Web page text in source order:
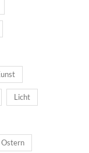
Licht
Ostern